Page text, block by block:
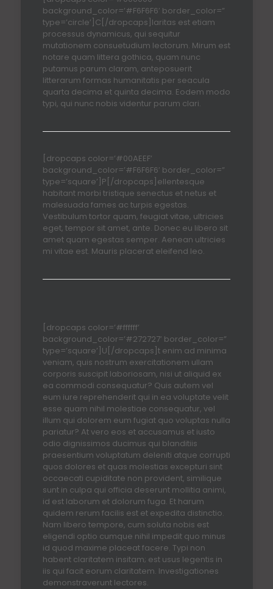
background_color=’#F6F6F6′ border_color=”
type=’circle’]C[/dropcaps]laritas est etiam
processus dynamicus, qui sequitur
mutationem consuetudium lectorum. Mirum est
notare quam littera gothica, quam nunc
putamus parum claram, anteposuerit
litterarum formas humanitatis per seacula
quarta decima et quinta decima. Eodem modo
typi, qui nunc nobis videntur parum clari.
[dropcaps color=’#00AEEF’
background_color=’#F6F6F6′ border_color=”
type=’square’]P[/dropcaps]ellentesque
habitant morbi tristique senectus et netus et
malesuada fames ac turpis egestas.
Vestibulum tortor quam, feugiat vitae, ultricies
eget, tempor sit amet, ante. Donec eu libero sit
amet quam egestas semper. Aenean ultricies
mi vitae est. Mauris placerat eleifend leo.
[dropcaps color=’#ffffff’
background_color=’#272727′ border_color=”
type=’square’]U[/dropcaps]t enim ad minima
veniam, quis nostrum exercitationem ullam
corporis suscipit laboriosam, nisi ut aliquid ex
ea commodi consequatur? Quis autem vel
eum iure reprehenderit qui in ea voluptate velit
esse quam nihil molestiae consequatur, vel
illum qui dolorem eum fugiat quo voluptas nulla
pariatur? At vero eos et accusamus et iusto
odio dignissimos ducimus qui blanditiis
praesentium voluptatum deleniti atque corrupti
quos dolores et quas molestias excepturi sint
occaecati cupiditate non provident, similique
sunt in culpa qui officia deserunt mollitia animi,
id est laborum et dolorum fuga. Et harum
quidem rerum facilis est et expedita distinctio.
Nam libero tempore, cum soluta nobis est
eligendi optio cumque nihil impedit quo minus
id quod maxime placeat facere. Typi non
habent claritatem insitam; est usus legentis in
iis qui facit eorum claritatem. Investigationes
demonstraverunt lectores.